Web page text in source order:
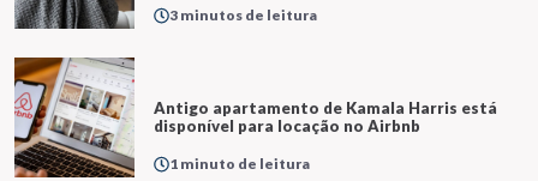
3 minutos de leitura
Antigo apartamento de Kamala Harris está
disponível para locação no Airbnb
1 minuto de leitura